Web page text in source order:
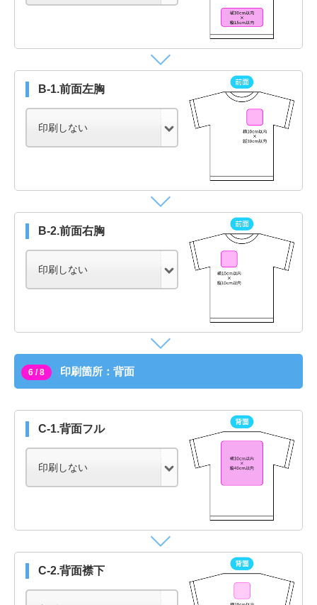
B-1.前面左胸
B-2.前面右胸
6 / 8 印刷箇所：背面
C-1.背面フル
C-2.背面襟下